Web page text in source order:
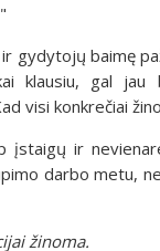
ir gydytojų baimę
klausiu, gal
visi konkrečiai
įstaigų ir
darbo metu,
žinoma.